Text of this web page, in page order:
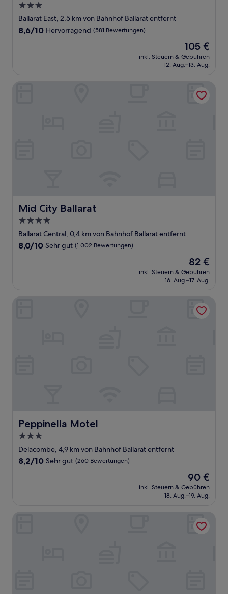
3.0-
Sterne-
Unterkunft
Ballarat East, 2,5 km von Bahnhof Ballarat entfernt
8.6
8,6/10 Hervorragend (581 Bewertungen)
Der
Preis
beträgt
105 €
inkl. Steuern & Gebühren
12. Aug.–13. Aug.
Mid City Ballarat
Mid City Ballarat
4.0-
Sterne-
Unterkunft
Ballarat Central, 0,4 km von Bahnhof Ballarat entfernt
8.0
Bewertungen)
8,0/10 Sehr gut (1.002 Bewertungen)
Der
Preis
beträgt
82 €
inkl. Steuern & Gebühren
16. Aug.–17. Aug.
Peppinella Motel
Peppinella Motel
3.0-
Sterne-
Unterkunft
Delacombe, 4,9 km von Bahnhof Ballarat entfernt
8.2
Bewertungen)
8,2/10 Sehr gut (260 Bewertungen)
Der
Preis
beträgt
90 €
inkl. Steuern & Gebühren
18. Aug.–19. Aug.